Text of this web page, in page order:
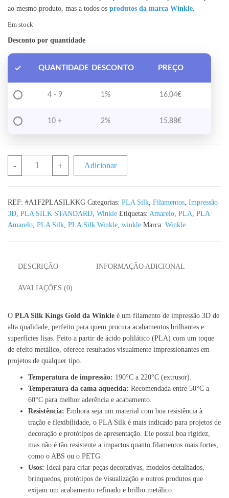
ao mesmo produto, mas a todos os produtos da marca Winkle
Em stock
Desconto por quantidade
QUANTIDADE DESCONTO PREÇO
4 - 9 1% 16.04€
10 + 2% 15.88€
- + Adicionar
REF: #A1F2PLASILKKG Categorias: PLA Silk Filamentos Impressão
3D PLA SILK STANDARD Winkle Etiquetas: Amarelo PLA PLA
Amarelo PLA Silk PLA Silk Winkle winkle Marca: Winkle
DESCRIÇÃO INFORMAÇÃO ADICIONAL
AVALIAÇÕES (0)
O PLA Silk Kings Gold da Winkle é um filamento de impressão 3D de
alta qualidade, perfeito para quem procura acabamentos brilhantes e
superfícies lisas. Feito a partir de ácido polilático (PLA) com um toque
de efeito metálico, oferece resultados visualmente impressionantes em
projetos de qualquer tipo.
Temperatura de impressão: 190°C a 220°C (extrusor).
Temperatura da cama aquecida: Recomendada entre 50°C a
60°C para melhor aderência e acabamento.
Resistência: Embora seja um material com boa resistência à
tração e flexibilidade, o PLA Silk é mais indicado para projetos de
decoração e protótipos de apresentação. Ele possui boa rigidez,
mas não é tão resistente a impactos quanto filamentos mais fortes,
como o ABS ou o PETG.
Usos: Ideal para criar peças decorativas, modelos detalhados,
brinquedos, protótipos de visualização e outros produtos que
exijam um acabamento refinado e brilho metálico.